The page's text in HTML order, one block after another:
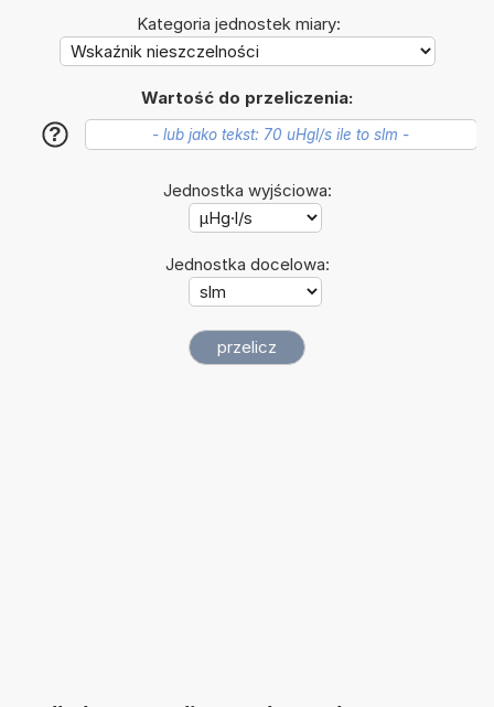
Kategoria jednostek miary:
Wartość do przeliczenia:
?
Jednostka wyjściowa:
Jednostka docelowa: